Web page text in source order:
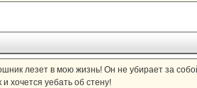
лезет в мою жизнь! Он не убирает за
хочется уебать об стену!